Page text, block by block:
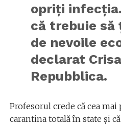
opriți
că trebuie să
de nevoile
declarat
Repubblica.
Profesorul crede că cea
carantina totală în state și